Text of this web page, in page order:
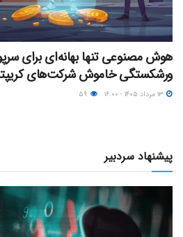
هوش مصنوعی تنها بهانه‌ای برای
ورشکستگی خاموش شرکت‌های
پیشنهاد سردبیر